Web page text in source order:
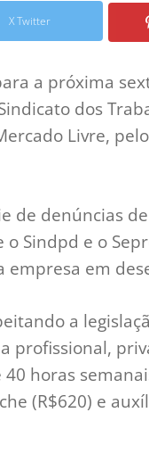
X Twitter
a próxima
dos
Livre,
de denúncias
Sindpd e o
em
a
profissional,
horas
(R$620) e